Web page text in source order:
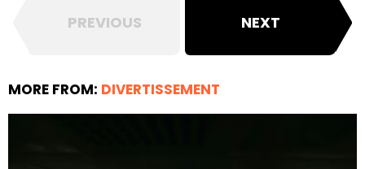
PREVIOUS NEXT
MORE FROM: DIVERTISSEMENT